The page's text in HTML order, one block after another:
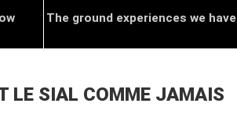
The ground experiences we have
LE SIAL COMME JAMAIS